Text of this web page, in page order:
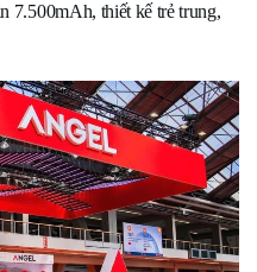
7.500mAh, thiết kế trẻ trung,